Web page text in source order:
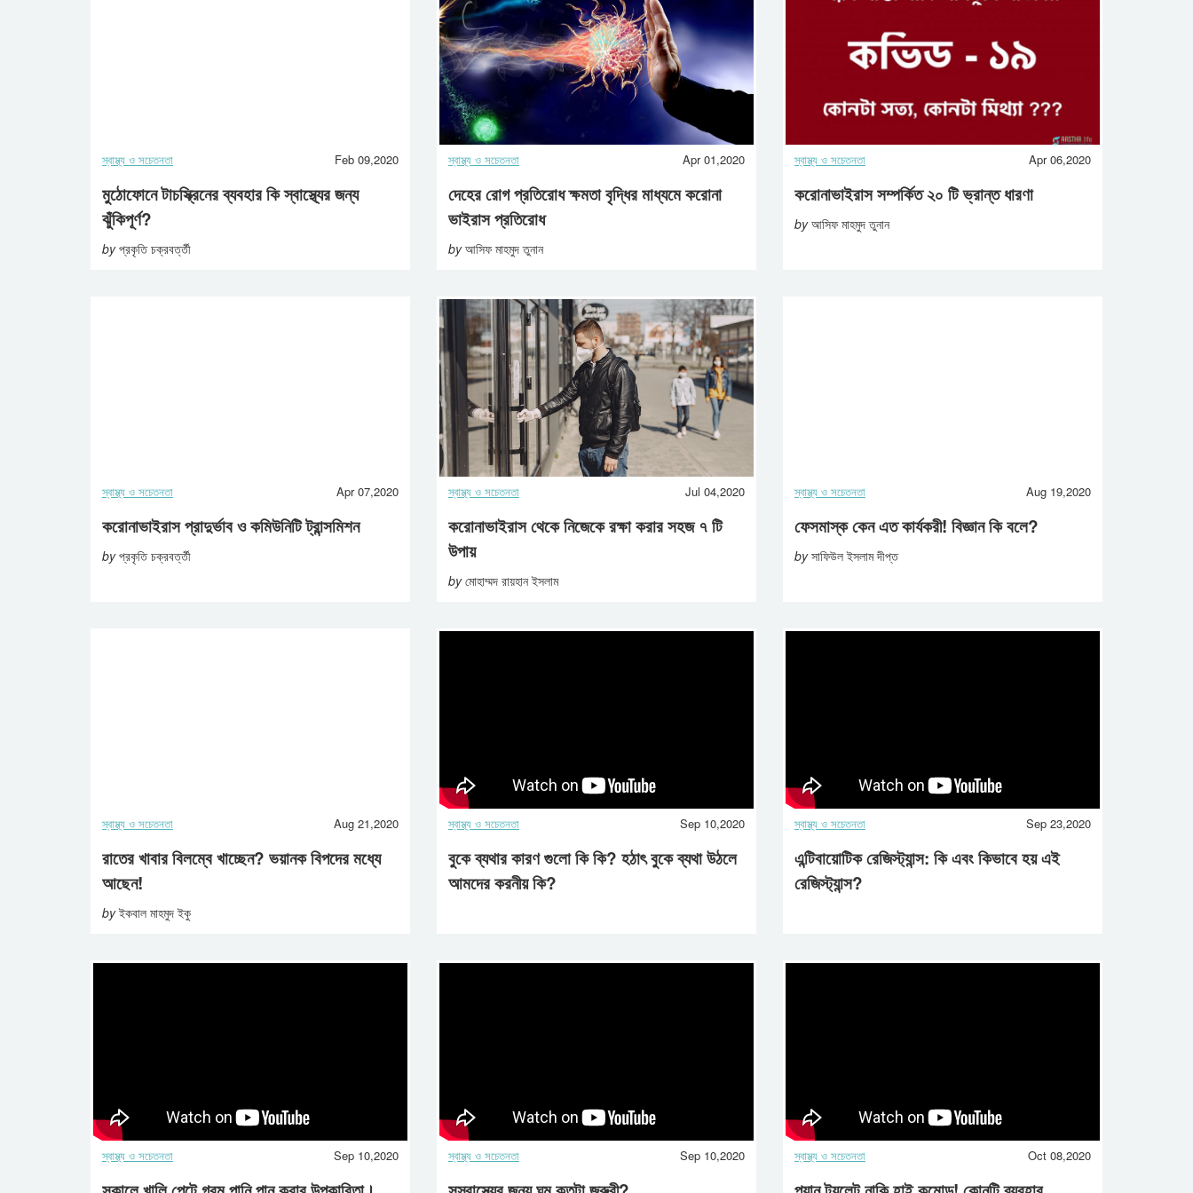
স্বাস্থ্য ও সচেতনতা Feb 09,2020
মুঠোফোনে টাচস্ক্রিনের ব্যবহার কি স্বাস্থ্যের জন্য
ঝুঁকিপূর্ণ?
byপ্রকৃতি চক্রবর্ত্তী
স্বাস্থ্য ও সচেতনতা Apr 01,2020
দেহের রোগ প্রতিরোধ ক্ষমতা বৃদ্ধির মাধ্যমে করোনা
ভাইরাস প্রতিরোধ
byআসিফ মাহমুদ তুনান
স্বাস্থ্য ও সচেতনতা Apr 06,2020
করোনাভাইরাস সম্পর্কিত ২০ টি ভ্রান্ত ধারণা
byআসিফ মাহমুদ তুনান
স্বাস্থ্য ও সচেতনতা Apr 07,2020
করোনাভাইরাস প্রাদুর্ভাব ও কমিউনিটি ট্রান্সমিশন
byপ্রকৃতি চক্রবর্ত্তী
স্বাস্থ্য ও সচেতনতা Jul 04,2020
করোনাভাইরাস থেকে নিজেকে রক্ষা করার সহজ ৭ টি
উপায়
byমোহাম্মদ রায়হান ইসলাম
স্বাস্থ্য ও সচেতনতা Aug 19,2020
ফেসমাস্ক কেন এত কার্যকরী! বিজ্ঞান কি বলে?
byসাফিউল ইসলাম দীপ্ত
স্বাস্থ্য ও সচেতনতা Aug 21,2020
রাতের খাবার বিলম্বে খাচ্ছেন? ভয়ানক বিপদের মধ্যে
আছেন!
byইকবাল মাহমুদ ইকু
স্বাস্থ্য ও সচেতনতা Sep 10,2020
বুকে ব্যথার কারণ গুলো কি কি? হঠাৎ বুকে ব্যথা উঠলে
আমদের করনীয় কি?
স্বাস্থ্য ও সচেতনতা Sep 23,2020
এন্টিবায়োটিক রেজিস্ট্যান্স: কি এবং কিভাবে হয় এই
রেজিস্ট্যান্স?
স্বাস্থ্য ও সচেতনতা Sep 10,2020 স্বাস্থ্য ও সচেতনতা Sep 10,2020 স্বাস্থ্য ও সচেতনতা Oct 08,2020